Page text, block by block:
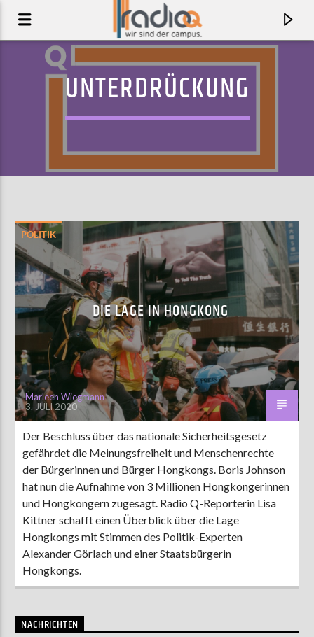
AKTUELLER TRACK
GOING NOWHERE
THE HEART OF HORROR
AKTUELLE SENDUNG
COFFEESHOP
09:00 12:00
ZU HÖREN IN Münster90,9 MHz Steinfurt 103,9 MHz
UNTERDRÜCKUNG
POLITIK
DIE LAGE IN HONGKONG
Marleen Wiegmann
3. JULI 2020
Der Beschluss über das nationale Sicherheitsgesetz
gefährdet die Meinungsfreiheit und Menschenrechte
der Bürgerinnen und Bürger Hongkongs. Boris Johnson
hat nun die Aufnahme von 3 Millionen Hongkongerinnen
und Hongkongern zugesagt. Radio Q-Reporterin Lisa
Kittner schafft einen Überblick über die Lage
Hongkongs mit Stimmen des Politik-Experten
Alexander Görlach und einer Staatsbürgerin
Hongkongs.
NACHRICHTEN